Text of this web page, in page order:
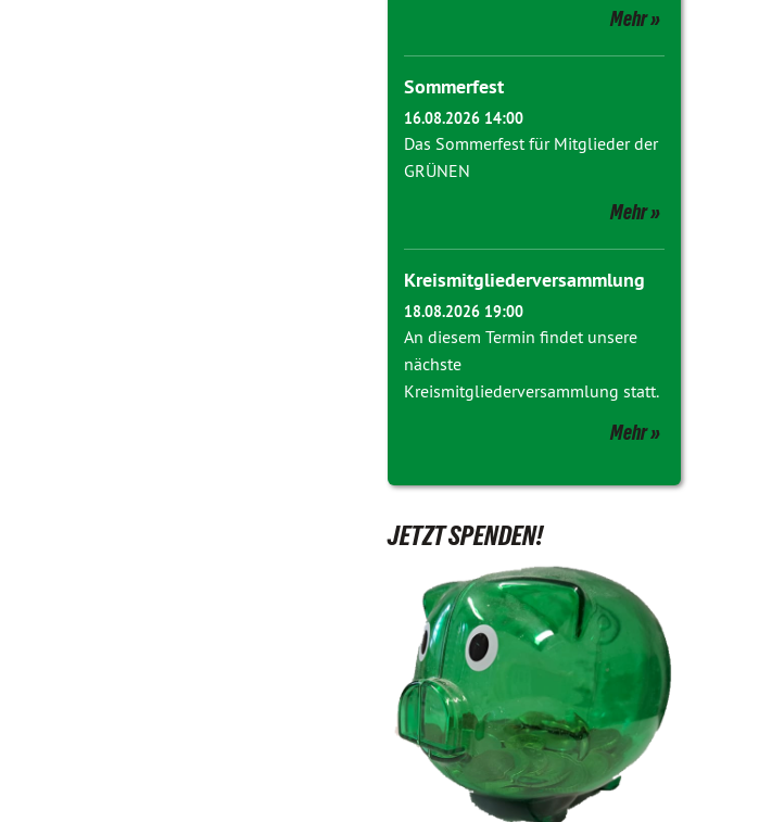
Mehr
Sommerfest
16.08.2026 14:00
Das Sommerfest für Mitglieder der
GRÜNEN
Mehr
Kreismitgliederversammlung
18.08.2026 19:00
An diesem Termin findet unsere
nächste
Kreismitgliederversammlung statt.
Mehr
JETZT SPENDEN!